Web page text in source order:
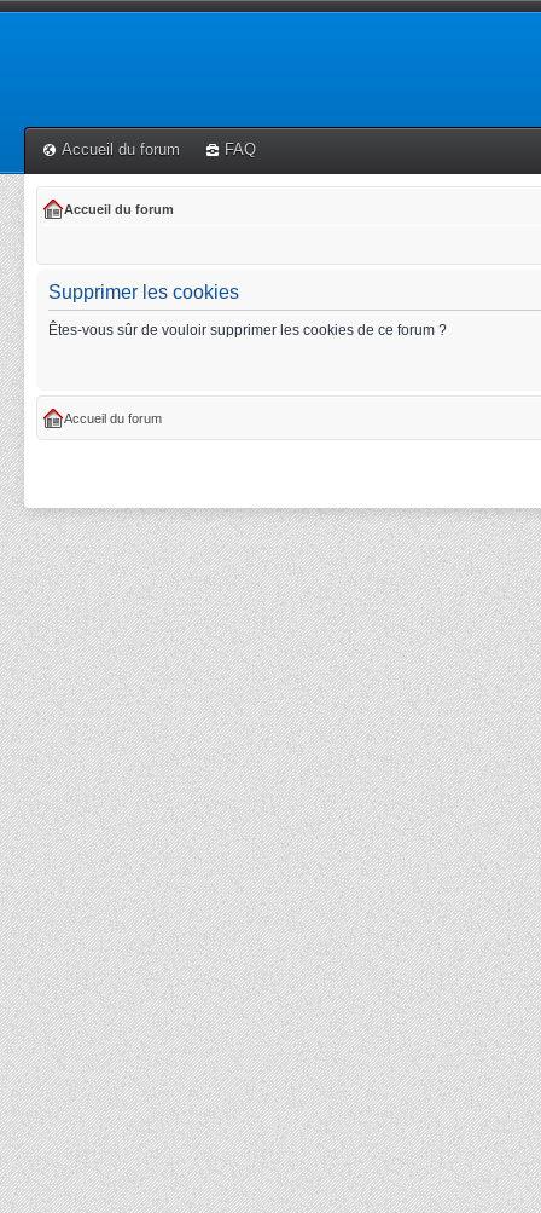
Accueil du forum FAQ
Accueil du forum
Supprimer les cookies
Êtes-vous sûr de vouloir supprimer les cookies de ce forum ?
Accueil du forum